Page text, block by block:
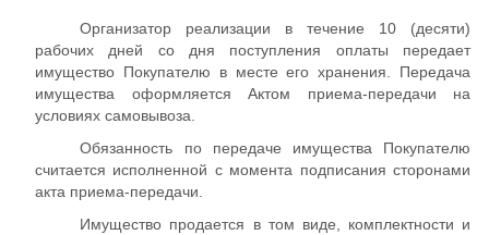
Организатор реализации в течение 10 (десяти)
рабочих дней со дня поступления оплаты передает
имущество Покупателю в месте его хранения. Передача
имущества оформляется Актом приема-передачи на
условиях самовывоза.
Обязанность по передаче имущества Покупателю
считается исполненной с момента подписания сторонами
акта приема-передачи.
Имущество продается в том виде, комплектности и